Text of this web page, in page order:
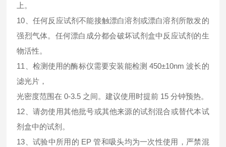
上。
10、任何反应试剂不能接触漂白溶剂或漂白溶剂所散发的
强烈气体。任何漂白成分都会破坏试剂盒中反应试剂的生
物活性。
11、检测使用的酶标仪需要安装能检测 450±10nm 波长的
滤光片，
光密度范围在 0-3.5 之间。建议使用时提前 15 分钟预热。
12、请勿使用其他批号或其他来源的试剂混合或替代本试
剂盒中的试剂。
13、试验中所用的 EP 管和吸头均为一次性使用，严禁混